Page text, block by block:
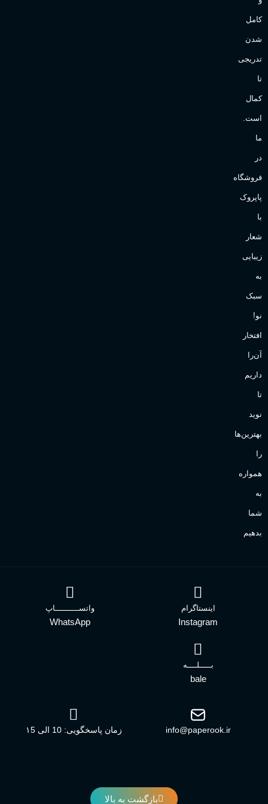
کامل
شدن
تدریجی
تا
کمال
است.
ما
در
فروشگاه
پاپروک
با
شعار
زیبایی
به
سبک
نو!
افتخار
آن‌را
داریم
تا
نوید
بهترین‌ها
را
همواره
به
شما
بدهیم
اینستاگرام
Instagram
واتســــــــــاپ
WhatsApp
بـــــلــــه
bale
info@paperook.ir زمان پاسخگویی: 10 الی ۱5
بازگشت به بالا